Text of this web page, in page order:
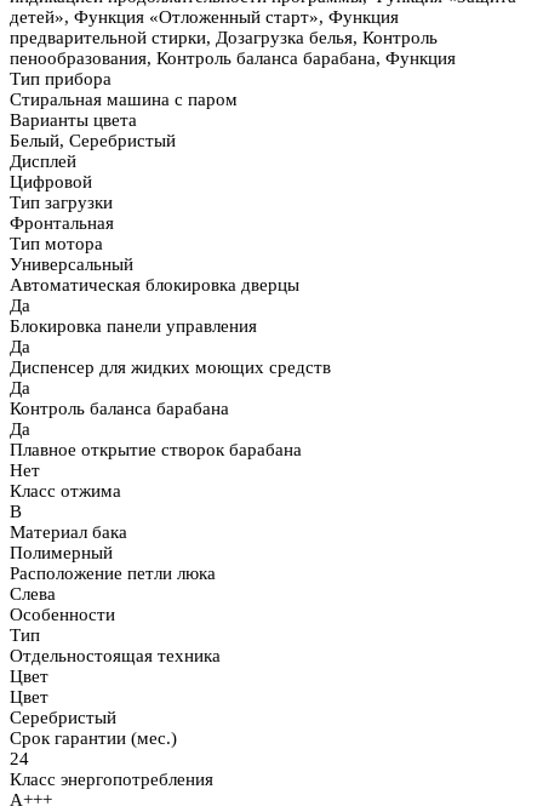
детей», Функция «Отложенный старт», Функция
предварительной стирки, Дозагрузка белья, Контроль
пенообразования, Контроль баланса барабана, Функция
Тип прибора
Стиральная машина с паром
Варианты цвета
Белый, Серебристый
Дисплей
Цифровой
Тип загрузки
Фронтальная
Тип мотора
Универсальный
Автоматическая блокировка дверцы
Да
Блокировка панели управления
Да
Диспенсер для жидких моющих средств
Да
Контроль баланса барабана
Да
Плавное открытие створок барабана
Нет
Класс отжима
B
Материал бака
Полимерный
Расположение петли люка
Слева
Особенности
Тип
Отдельностоящая техника
Цвет
Цвет
Серебристый
Срок гарантии (мес.)
24
Класс энергопотребления
A+++